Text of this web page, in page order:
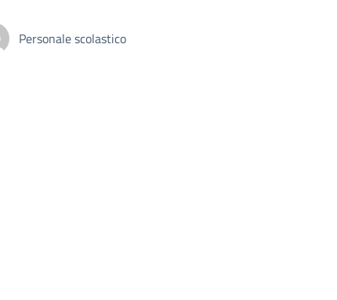
Personale scolastico